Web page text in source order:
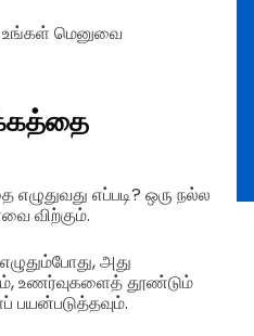
உங்கள் மெனுவை
எப்படி? ஒரு நல்ல
விற்கும்.
அது
உணர்வுகளைத் தூண்டும்